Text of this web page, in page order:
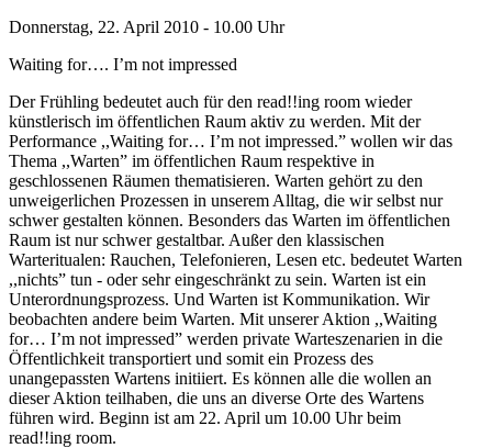
Donnerstag, 22. April 2010 - 10.00 Uhr
Waiting for…. I’m not impressed
Der Frühling bedeutet auch für den read!!ing room wieder
künstlerisch im öffentlichen Raum aktiv zu werden. Mit der
Performance ,,Waiting for… I’m not impressed.” wollen wir das
Thema ,,Warten” im öffentlichen Raum respektive in
geschlossenen Räumen thematisieren. Warten gehört zu den
unweigerlichen Prozessen in unserem Alltag, die wir selbst nur
schwer gestalten können. Besonders das Warten im öffentlichen
Raum ist nur schwer gestaltbar. Außer den klassischen
Warteritualen: Rauchen, Telefonieren, Lesen etc. bedeutet Warten
,,nichts” tun - oder sehr eingeschränkt zu sein. Warten ist ein
Unterordnungsprozess. Und Warten ist Kommunikation. Wir
beobachten andere beim Warten. Mit unserer Aktion ,,Waiting
for… I’m not impressed” werden private Warteszenarien in die
Öffentlichkeit transportiert und somit ein Prozess des
unangepassten Wartens initiiert. Es können alle die wollen an
dieser Aktion teilhaben, die uns an diverse Orte des Wartens
führen wird. Beginn ist am 22. April um 10.00 Uhr beim
read!!ing room.